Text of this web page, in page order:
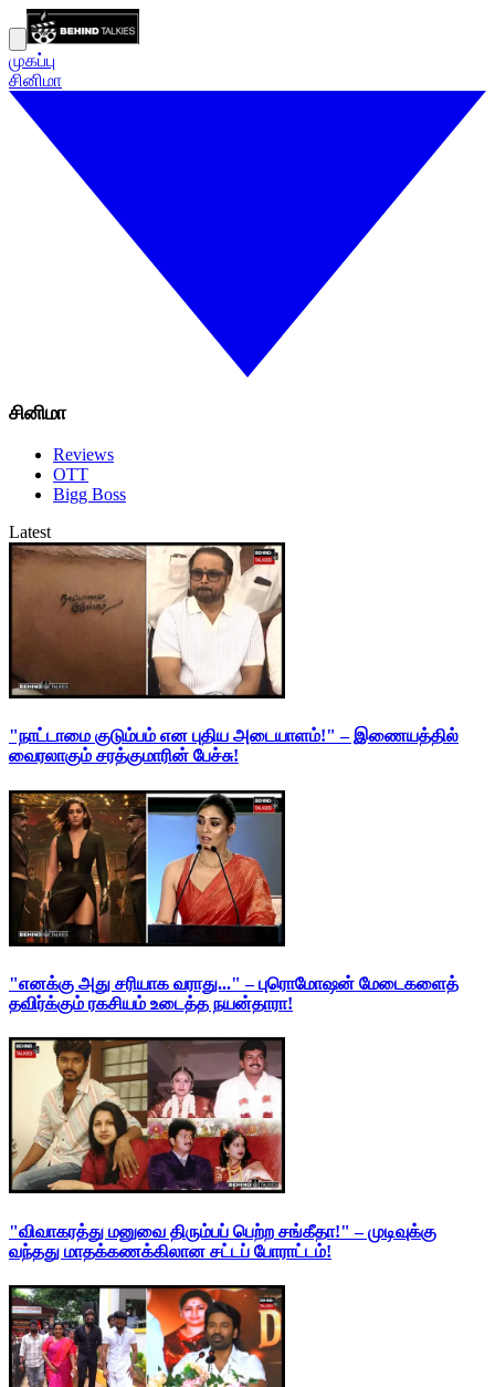
முகப்பு
சினிமா
சினிமா
Reviews
OTT
Bigg Boss
Latest
"நாட்டாமை குடும்பம் என புதிய அடையாளம்!" – இணையத்தில்
வைரலாகும் சரத்குமாரின் பேச்சு!
"எனக்கு அது சரியாக வராது..." – புரொமோஷன் மேடைகளைத்
தவிர்க்கும் ரகசியம் உடைத்த நயன்தாரா!
"விவாகரத்து மனுவை திரும்பப் பெற்ற சங்கீதா!" – முடிவுக்கு
வந்தது மாதக்கணக்கிலான சட்டப் போராட்டம்!